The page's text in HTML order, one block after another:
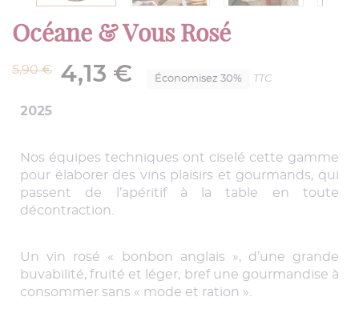
Océane & Vous Rosé
5,90 € 4,13 € Économisez 30% TTC
2025
Nos équipes techniques ont ciselé cette gamme
pour élaborer des vins plaisirs et gourmands, qui
passent de l’apéritif à la table en toute
décontraction.
Un vin rosé « bonbon anglais », d’une grande
buvabilité, fruité et léger, bref une gourmandise à
consommer sans « mode et ration ».